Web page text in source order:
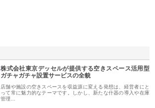
株式会社東京デッセルが提供する空きスペース活用型
ガチャガチャ設置サービスの全貌
店舗や施設の空きスペースを収益源に変える発想は、経営者にと
って常に魅力的なテーマです。しかし、新たな什器の導入や在庫
管理…